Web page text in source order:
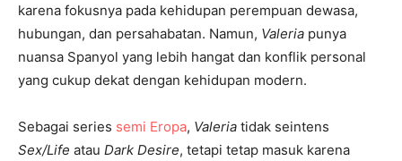
karena fokusnya pada kehidupan perempuan dewasa,
hubungan, dan persahabatan. Namun, Valeria punya
nuansa Spanyol yang lebih hangat dan konflik personal
yang cukup dekat dengan kehidupan modern.
Sebagai series semi Eropa, Valeria tidak seintens
Sex/Life atau Dark Desire, tetapi tetap masuk karena